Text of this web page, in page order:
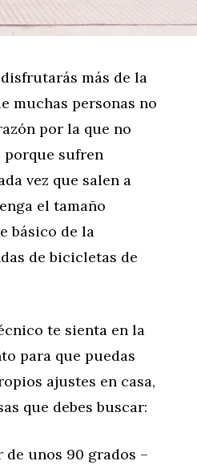
más de la
muchas personas no
por la que no
porque sufren
vez que salen a
el tamaño
básico de la
de bicicletas de
te sienta en la
para que puedas
ajustes en casa,
que debes buscar:
de unos 90 grados –